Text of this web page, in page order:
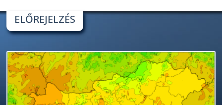
ELŐREJELZÉS